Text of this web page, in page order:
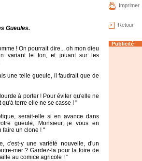
Gueules.
! On pourrait dire... oh mon dieu
variant le ton, et jouant sur les
une telle gueule, il faudrait que de
à porter ! Pour éviter qu'elle ne
terre elle ne se casse ! "
serait-elle si en avance dans
gueule, Monsieur, je vous en
faire un clone ! "
c'est-y une variété nouvelle, d'un
mer ? Gardez-la pour la foire de
au comice agricole ! "
Imprimer
Retour
Publicité